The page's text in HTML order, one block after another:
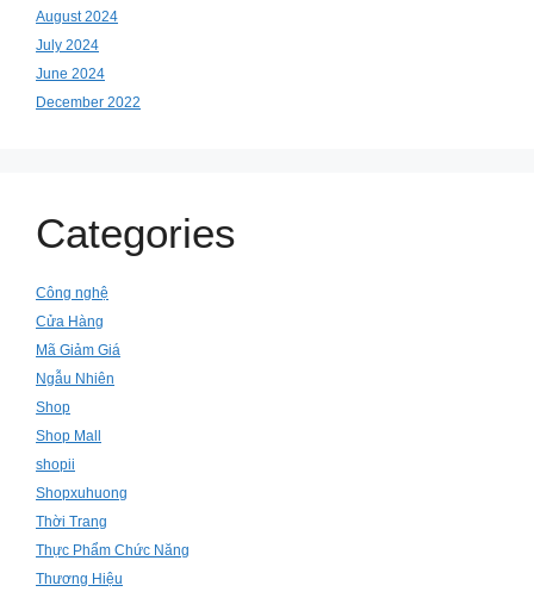
August 2024
July 2024
June 2024
December 2022
Categories
Công nghệ
Cửa Hàng
Mã Giảm Giá
Ngẫu Nhiên
Shop
Shop Mall
shopii
Shopxuhuong
Thời Trang
Thực Phẩm Chức Năng
Thương Hiệu